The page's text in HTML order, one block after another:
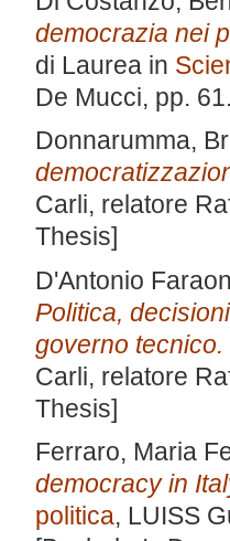
democrazia nei
di Laurea in
De Mucci, pp.
Donnarumma,
Carli, relatore
Thesis]
D'Antonio
Politica,
governo tecnico.
Carli, relatore
Thesis]
Ferraro, Maria
democracy in
politica, LUISS